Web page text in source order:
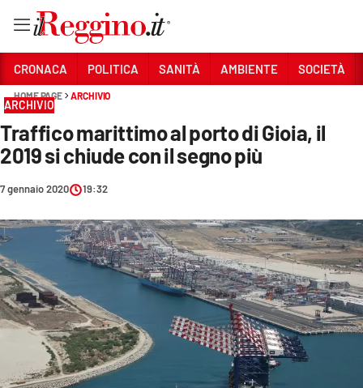
Sezioni
CRONACA
AMBIENTE
SOCIETÀ
CULTURA
ECONOMIA E LAVORO
EVENTI
CRONACA POLITICA SANITÀ AMBIENTE SOCIETÀ
HOME PAGE ARCHIVIO
ARCHIVIO
Traffico marittimo al porto di Gioia, il
2019 si chiude con il segno più
7 gennaio 2020 19:32